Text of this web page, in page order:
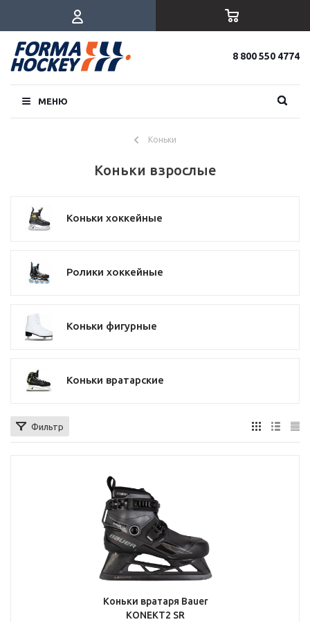
8 800 550 4774
МЕНЮ
Коньки
Коньки взрослые
Коньки хоккейные
Ролики хоккейные
Коньки фигурные
Коньки вратарские
Фильтр
Коньки вратаря Bauer
KONEKT2 SR